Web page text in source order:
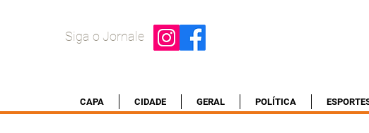
Siga o Jornale
CAPA CIDADE GERAL POLÍTICA